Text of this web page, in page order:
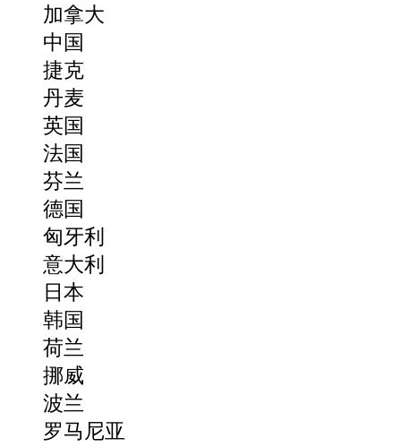
加拿大
中国
捷克
丹麦
英国
法国
芬兰
德国
匈牙利
意大利
日本
韩国
荷兰
挪威
波兰
罗马尼亚